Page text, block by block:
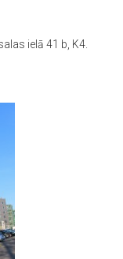
ielā 41 b, K4.